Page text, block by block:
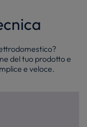
del tuo prodotto e
e veloce.